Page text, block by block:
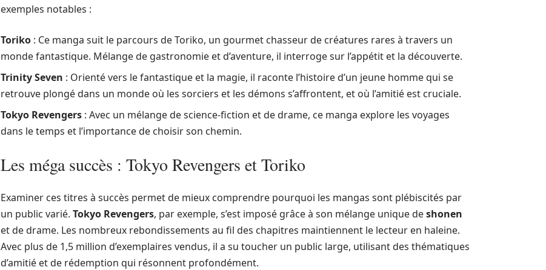
exemples notables :
Toriko : Ce manga suit le parcours de Toriko, un gourmet chasseur de créatures rares à travers un
monde fantastique. Mélange de gastronomie et d’aventure, il interroge sur l’appétit et la découverte.
Trinity Seven : Orienté vers le fantastique et la magie, il raconte l’histoire d’un jeune homme qui se
retrouve plongé dans un monde où les sorciers et les démons s’affrontent, et où l’amitié est cruciale.
Tokyo Revengers : Avec un mélange de science-fiction et de drame, ce manga explore les voyages
dans le temps et l’importance de choisir son chemin.
Les méga succès : Tokyo Revengers et Toriko
Examiner ces titres à succès permet de mieux comprendre pourquoi les mangas sont plébiscités par
un public varié. Tokyo Revengers, par exemple, s’est imposé grâce à son mélange unique deshonen
et de drame. Les nombreux rebondissements au fil des chapitres maintiennent le lecteur en haleine.
Avec plus de 1,5 million d’exemplaires vendus, il a su toucher un public large, utilisant des thématiques
d’amitié et de rédemption qui résonnent profondément.